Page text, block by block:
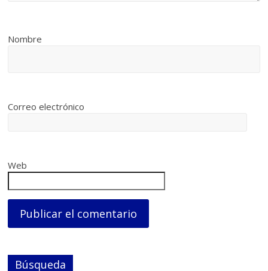
Nombre
Correo electrónico
Web
Búsqueda